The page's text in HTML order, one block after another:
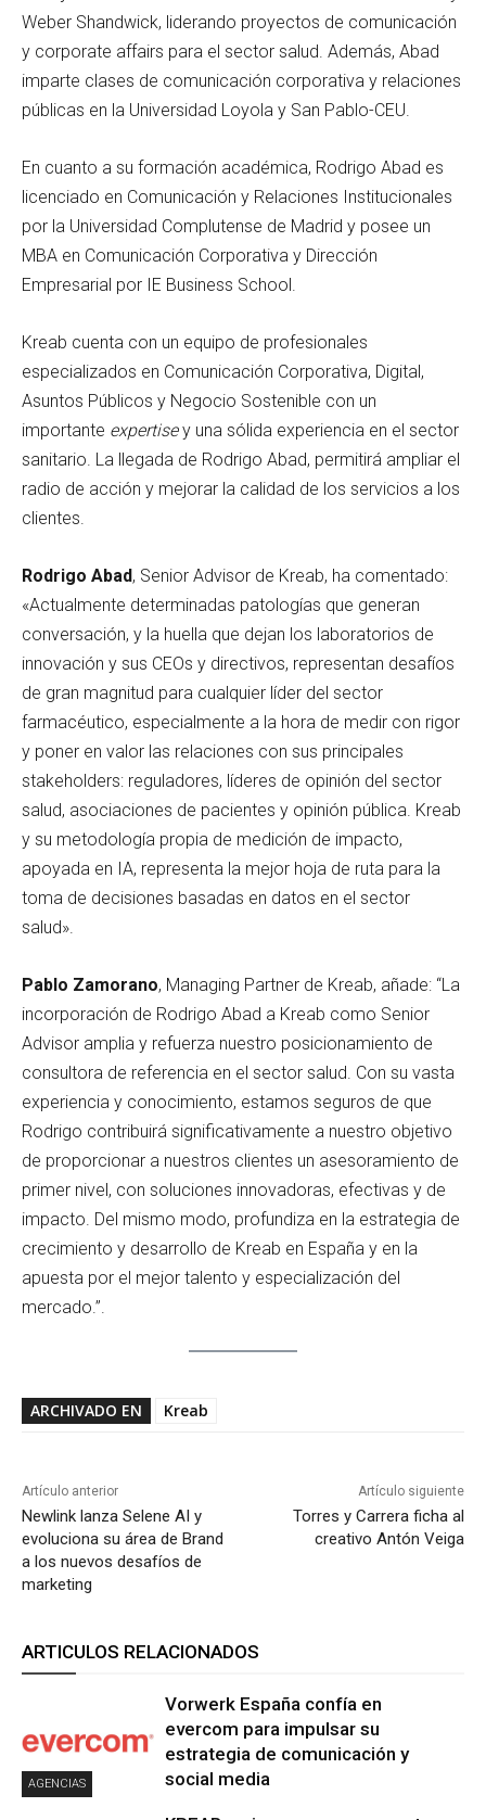
Weber Shandwick, liderando proyectos de comunicación
y corporate affairs para el sector salud. Además, Abad
imparte clases de comunicación corporativa y relaciones
públicas en la Universidad Loyola y San Pablo-CEU.
En cuanto a su formación académica, Rodrigo Abad es
licenciado en Comunicación y Relaciones Institucionales
por la Universidad Complutense de Madrid y posee un
MBA en Comunicación Corporativa y Dirección
Empresarial por IE Business School.
Kreab cuenta con un equipo de profesionales
especializados en Comunicación Corporativa, Digital,
Asuntos Públicos y Negocio Sostenible con un
importante expertisey una sólida experiencia en el sector
sanitario. La llegada de Rodrigo Abad, permitirá ampliar el
radio de acción y mejorar la calidad de los servicios a los
clientes.
Rodrigo Abad, Senior Advisor de Kreab, ha comentado:
«Actualmente determinadas patologías que generan
conversación, y la huella que dejan los laboratorios de
innovación y sus CEOs y directivos, representan desafíos
de gran magnitud para cualquier líder del sector
farmacéutico, especialmente a la hora de medir con rigor
y poner en valor las relaciones con sus principales
stakeholders: reguladores, líderes de opinión del sector
salud, asociaciones de pacientes y opinión pública. Kreab
y su metodología propia de medición de impacto,
apoyada en IA, representa la mejor hoja de ruta para la
toma de decisiones basadas en datos en el sector
salud».
Pablo Zamorano, Managing Partner de Kreab, añade: “La
incorporación de Rodrigo Abad a Kreab como Senior
Advisor amplia y refuerza nuestro posicionamiento de
consultora de referencia en el sector salud. Con su vasta
experiencia y conocimiento, estamos seguros de que
Rodrigo contribuirá significativamente a nuestro objetivo
de proporcionar a nuestros clientes un asesoramiento de
primer nivel, con soluciones innovadoras, efectivas y de
impacto. Del mismo modo, profundiza en la estrategia de
crecimiento y desarrollo de Kreab en España y en la
apuesta por el mejor talento y especialización del
mercado.”.
ARCHIVADO EN Kreab
Artículo anterior
Newlink lanza Selene AI y
evoluciona su área de Brand
a los nuevos desafíos de
marketing
Artículo siguiente
Torres y Carrera ficha al
creativo Antón Veiga
ARTICULOS RELACIONADOS
AGENCIAS
Vorwerk España confía en
evercom para impulsar su
estrategia de comunicación y
social media